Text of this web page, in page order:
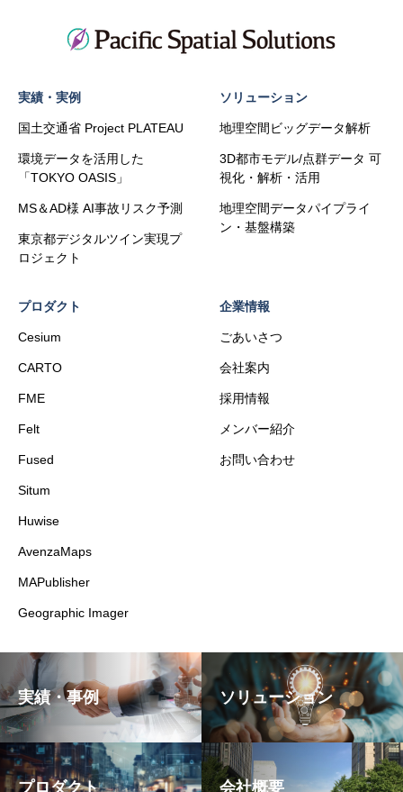
実績・実例
国土交通省 Project PLATEAU
環境データを活用した
「TOKYO OASIS」
MS＆AD様 AI事故リスク予測
東京都デジタルツイン実現プ
ロジェクト
ソリューション
地理空間ビッグデータ解析
3D都市モデル/点群データ 可
視化・解析・活用
地理空間データパイプライ
ン・基盤構築
プロダクト
Cesium
CARTO
FME
Felt
Fused
Situm
Huwise
AvenzaMaps
MAPublisher
Geographic Imager
企業情報
ごあいさつ
会社案内
採用情報
メンバー紹介
お問い合わせ
実績・事例 ソリューション
プロダクト 会社概要